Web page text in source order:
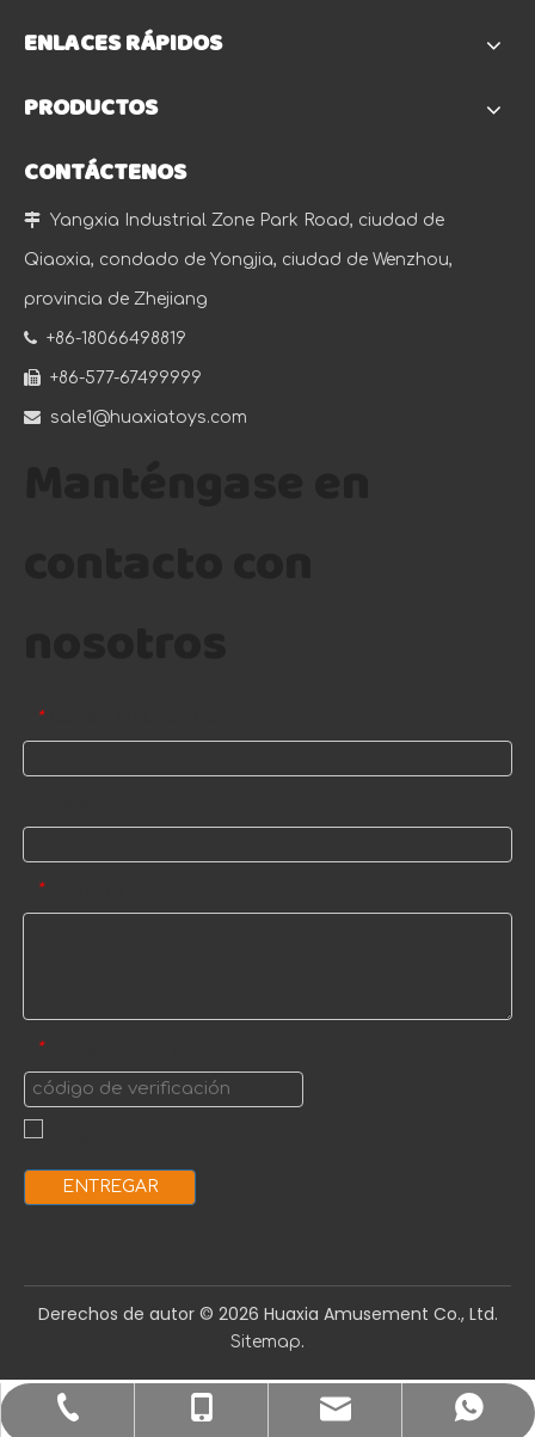
+86-577-67499999
+86-18066498819
sale1@huaxiatoys.com
+8618066498819
ENLACES RÁPIDOS
PRODUCTOS
CONTÁCTENOS
 Yangxia Industrial Zone Park Road, ciudad de
Qiaoxia, condado de Yongjia, ciudad de Wenzhou,
provincia de Zhejiang
 +86-18066498819
 +86-577-67499999
 sale1@huaxiatoys.com
*
*
*
ENTREGAR
Derechos de autor ©️ 2026 Huaxia Amusement Co., Ltd.
Sitemap.